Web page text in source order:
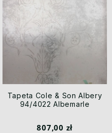
Tapeta Cole & Son Albery
94/4022 Albemarle
807,00 zł